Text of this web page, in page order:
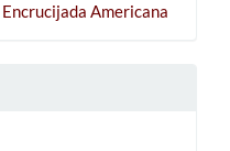
Americana